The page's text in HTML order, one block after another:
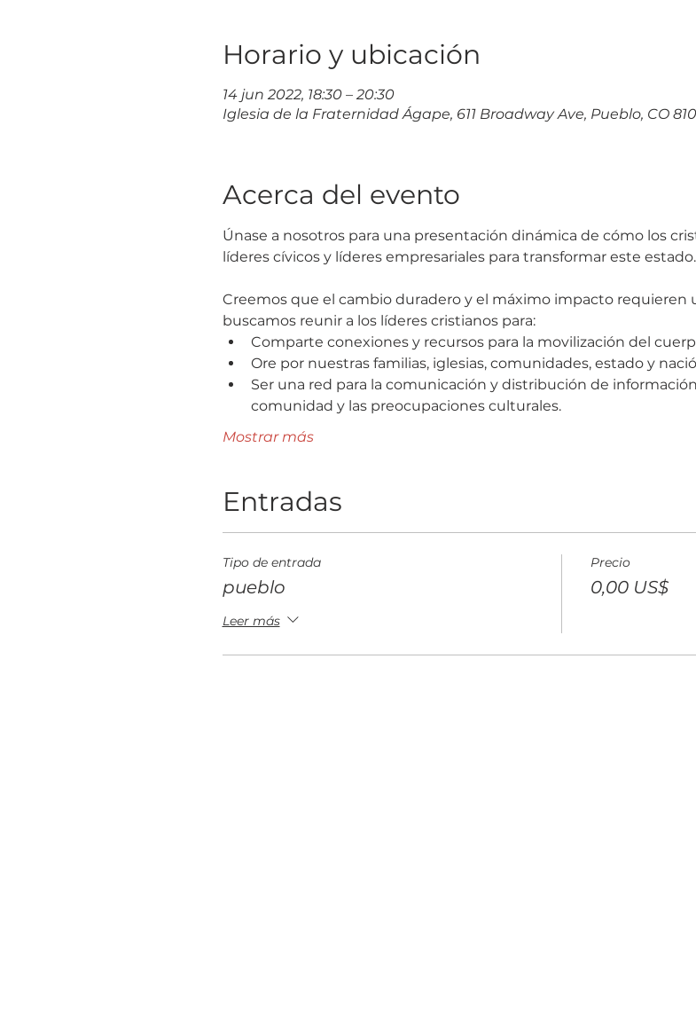
Horario y ubicación
14 jun 2022, 18:30 – 20:30
Iglesia de la Fraternidad Ágape, 611 Broadway Ave, Pueblo, CO
Acerca del evento
Únase a nosotros para una presentación dinámica de cómo los
líderes cívicos y líderes empresariales para transformar este estado.
Creemos que el cambio duradero y el máximo impacto requieren
buscamos reunir a los líderes cristianos para:
Comparte conexiones y recursos para la movilización del
Ore por nuestras familias, iglesias, comunidades, estado y
Ser una red para la comunicación y distribución de
comunidad y las preocupaciones culturales.
Mostrar más
Entradas
Tipo de entrada
pueblo
Leer más
Precio
0,00 US$